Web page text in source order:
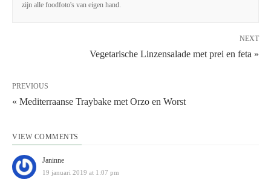
zijn alle foodfoto's van eigen hand.
NEXT
Vegetarische Linzensalade met prei en feta »
PREVIOUS
« Mediterraanse Traybake met Orzo en Worst
VIEW COMMENTS
Janinne
19 januari 2019 at 1:07 pm